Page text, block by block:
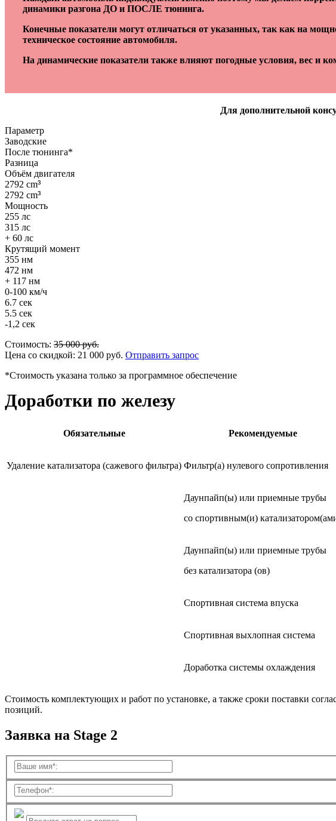
динамики разгона ДО и ПОСЛЕ тюнинга.
Конечные показатели могут отличаться от указанных, так как на
техническое состояние автомобиля.
На динамические показатели также влияют погодные условия, вес и
Для дополнительной
Параметр
Заводские
После тюнинга*
Разница
Объём двигателя
2792 cm³
2792 cm³
Мощность
255 лс
315 лс
+ 60 лс
Крутящий момент
355 нм
472 нм
+ 117 нм
0-100 км/ч
6.7 сек
5.5 сек
-1,2 сек
Стоимость: 35 000руб.
Цена со скидкой: 21 000 руб. Отправить запрос
*Стоимость указана только за программное обеспечение
Доработки по железу
Обязательные Рекомендуемые
Удаление катализатора (сажевого фильтра) Фильтр(а) нулевого сопротивления
Даунпайп(ы) или приемные трубы
со спортивным(и)
Даунпайп(ы) или приемные трубы
без катализатора (ов)
Спортивная система впуска
Спортивная выхлопная система
Доработка системы охлаждения
Стоимость комплектующих и работ по установке, а также сроки поставки
позиций.
Заявка на Stage 2